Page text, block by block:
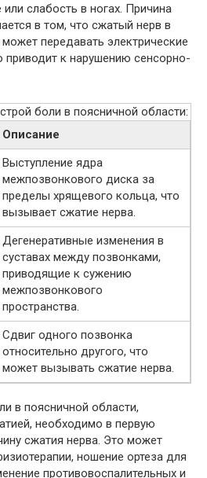
слабость в ногах. Причина
в том, что сжатый нерв в
передавать электрические
приводит к нарушению сенсорно-
боли в поясничной области:
Описание
Выступление ядра
межпозвонкового диска за
пределы хрящевого кольца, что
вызывает сжатие нерва.
Дегенеративные изменения в
суставах между позвонками,
приводящие к сужению
межпозвонкового
пространства.
Сдвиг одного позвонка
относительно другого, что
может вызывать сжатие нерва.
в поясничной области,
необходимо в первую
сжатия нерва. Это может
ношение ортеза для
противовоспалительных и